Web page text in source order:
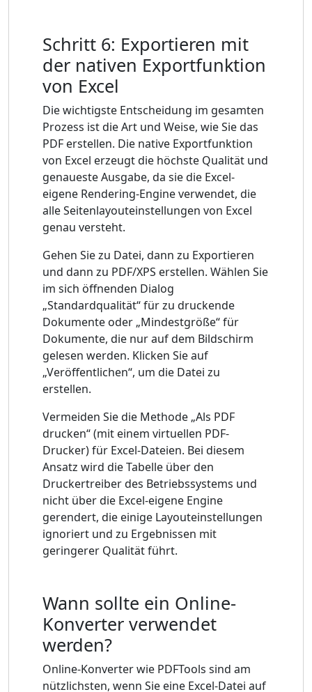
Schritt 6: Exportieren mit
der nativen Exportfunktion
von Excel
Die wichtigste Entscheidung im gesamten
Prozess ist die Art und Weise, wie Sie das
PDF erstellen. Die native Exportfunktion
von Excel erzeugt die höchste Qualität und
genaueste Ausgabe, da sie die Excel-
eigene Rendering-Engine verwendet, die
alle Seitenlayouteinstellungen von Excel
genau versteht.
Gehen Sie zu Datei, dann zu Exportieren
und dann zu PDF/XPS erstellen. Wählen Sie
im sich öffnenden Dialog
„Standardqualität“ für zu druckende
Dokumente oder „Mindestgröße“ für
Dokumente, die nur auf dem Bildschirm
gelesen werden. Klicken Sie auf
„Veröffentlichen“, um die Datei zu
erstellen.
Vermeiden Sie die Methode „Als PDF
drucken“ (mit einem virtuellen PDF-
Drucker) für Excel-Dateien. Bei diesem
Ansatz wird die Tabelle über den
Druckertreiber des Betriebssystems und
nicht über die Excel-eigene Engine
gerendert, die einige Layouteinstellungen
ignoriert und zu Ergebnissen mit
geringerer Qualität führt.
Wann sollte ein Online-
Konverter verwendet
werden?
Online-Konverter wie PDFTools sind am
nützlichsten, wenn Sie eine Excel-Datei auf